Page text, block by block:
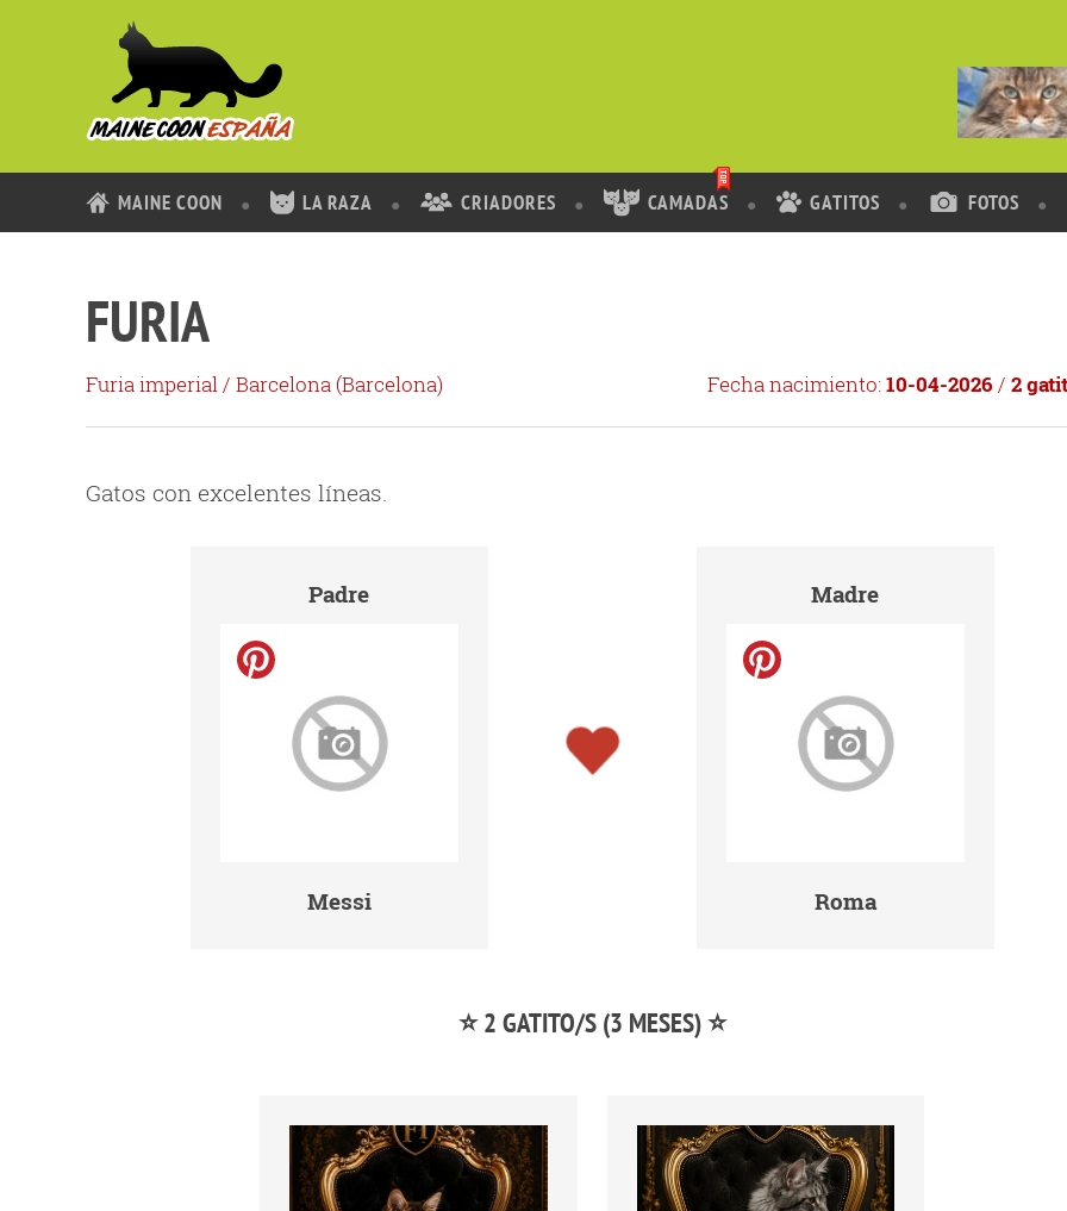
MAINE COON LA RAZA CRIADORES CAMADAS GATITOS FOTOS
FURIA
Furia imperial/ Barcelona (Barcelona) Fecha nacimiento:10-04-2026 / 2
Gatos con excelentes líneas.
Padre
Messi
Madre
Roma
⭐ 2 GATITO/S (3 MESES) ⭐